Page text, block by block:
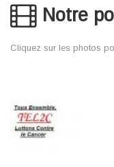
Notre
Cliquez sur les photos